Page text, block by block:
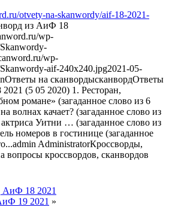
otvety-na-skanwordy/aif-18-2021-
из АиФ 18
wp-
wp-
aif-240x240.jpg2021-05-
Ответы на сканвордысканвордОтветы
(5 05 2020) 1. Ресторан,
романе» (загаданное слово из 6
волнах качает? (загаданное слово из
Уитни … (загаданное слово из
номеров в гостинице (загаданное
admin AdministratorКроссворды,
АиФ 18 2021
19 2021 »